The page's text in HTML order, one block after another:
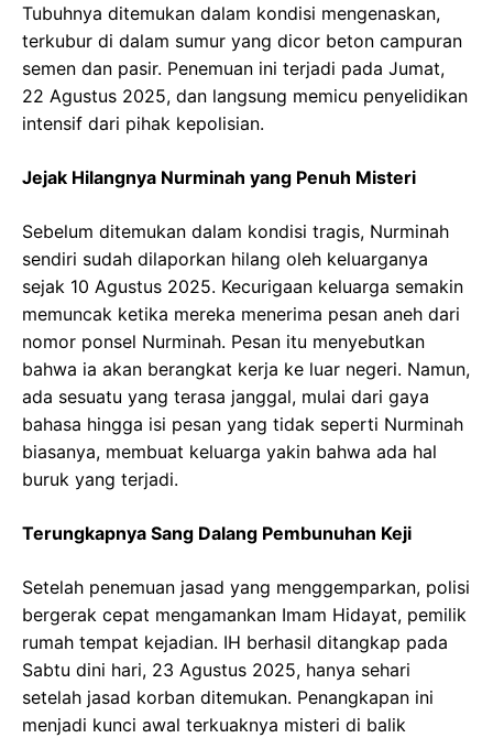
Tubuhnya ditemukan dalam kondisi mengenaskan,
terkubur di dalam sumur yang dicor beton campuran
semen dan pasir. Penemuan ini terjadi pada Jumat,
22 Agustus 2025, dan langsung memicu penyelidikan
intensif dari pihak kepolisian.
Jejak Hilangnya Nurminah yang Penuh Misteri
Sebelum ditemukan dalam kondisi tragis, Nurminah
sendiri sudah dilaporkan hilang oleh keluarganya
sejak 10 Agustus 2025. Kecurigaan keluarga semakin
memuncak ketika mereka menerima pesan aneh dari
nomor ponsel Nurminah. Pesan itu menyebutkan
bahwa ia akan berangkat kerja ke luar negeri. Namun,
ada sesuatu yang terasa janggal, mulai dari gaya
bahasa hingga isi pesan yang tidak seperti Nurminah
biasanya, membuat keluarga yakin bahwa ada hal
buruk yang terjadi.
Terungkapnya Sang Dalang Pembunuhan Keji
Setelah penemuan jasad yang menggemparkan, polisi
bergerak cepat mengamankan Imam Hidayat, pemilik
rumah tempat kejadian. IH berhasil ditangkap pada
Sabtu dini hari, 23 Agustus 2025, hanya sehari
setelah jasad korban ditemukan. Penangkapan ini
menjadi kunci awal terkuaknya misteri di balik